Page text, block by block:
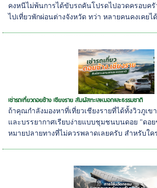
คงหนีไม่พ้นการได้ขับรถคันโปรดไปอวดครอบค
ไปเที่ยวพักผ่อนต่างจังหวัด ทว่า หลายคนคงเคยไ
เช่ารถเที่ยวดอยช้าง เชียงราย สัมผัสทะเลหมอกและธรรมชาติ
ถ้าคุณกำลังมองหาที่เที่ยวเชียงรายที่ได้ทั้งวิวภูเข
และบรรยากาศเรียบง่ายแบบชุมชนบนดอย "ดอ
หมายปลายทางที่ไม่ควรพลาดเลยครับ สำหรับใค